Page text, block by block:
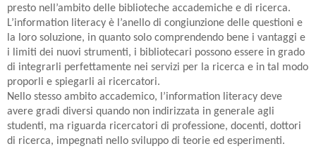
presto nell’ambito delle biblioteche accademiche e di ricerca.
L’information literacy è l’anello di congiunzione delle questioni e
la loro soluzione, in quanto solo comprendendo bene i vantaggi e
i limiti dei nuovi strumenti, i bibliotecari possono essere in grado
di integrarli perfettamente nei servizi per la ricerca e in tal modo
proporli e spiegarli ai ricercatori.
Nello stesso ambito accademico, l’information literacy deve
avere gradi diversi quando non indirizzata in generale agli
studenti, ma riguarda ricercatori di professione, docenti, dottori
di ricerca, impegnati nello sviluppo di teorie ed esperimenti.